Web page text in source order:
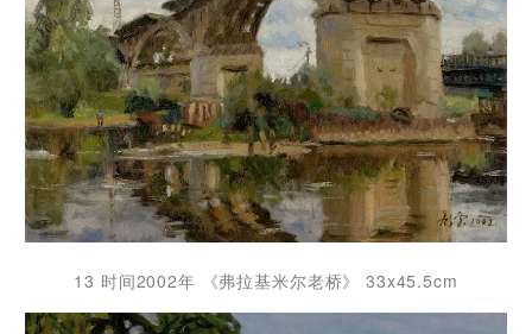
13 时间2002年 《弗拉基米尔老桥》 33x45.5cm